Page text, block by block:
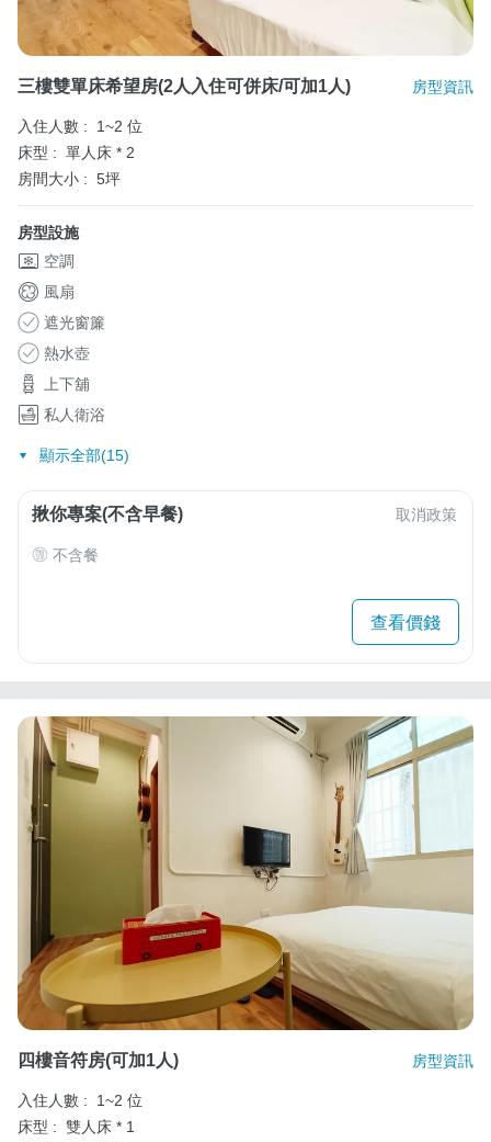
三樓雙單床希望房(2人入住可併床/可加1人) 房型資訊
入住人數 :
1~2 位
床型 : 單人床 * 2
房間大小 : 5坪
房型設施
空調
風扇
遮光窗簾
熱水壺
上下舖
私人衛浴
顯示全部(15)
揪你專案(不含早餐) 取消政策
不含餐
查看價錢
四樓音符房(可加1人) 房型資訊
入住人數 :
1~2 位
床型 : 雙人床 * 1